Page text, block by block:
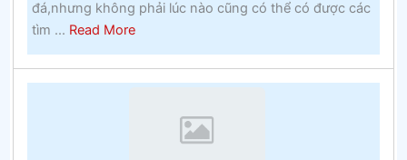
đá,nhưng không phải lúc nào cũng có thể có được các
tìm ... Read Moreabout
Lễ
hội